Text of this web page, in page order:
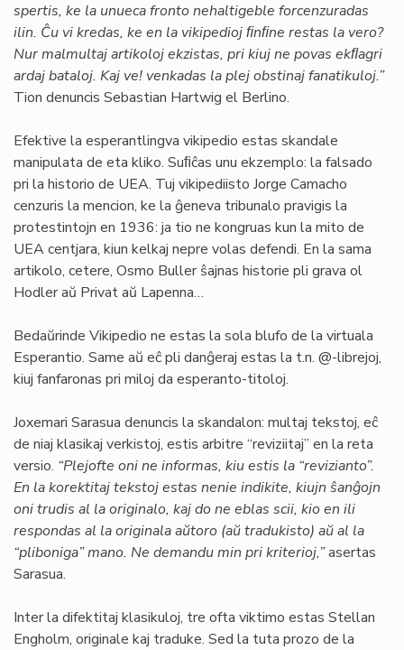
spertis, ke la unueca fronto nehaltigeble forcenzuradas
ilin. Ĉu vi kredas, ke en la vikipedioj ﬁnﬁne restas la vero?
Nur malmultaj artikoloj ekzistas, pri kiuj ne povas ekﬂagri
ardaj bataloj. Kaj ve! venkadas la plej obstinaj fanatikuloj.”
Tion denuncis Sebastian Hartwig el Berlino.
Efektive la esperantlingva vikipedio estas skandale
manipulata de eta kliko. Suﬁĉas unu ekzemplo: la falsado
pri la historio de UEA. Tuj vikipediisto Jorge Camacho
cenzuris la mencion, ke la ĝeneva tribunalo pravigis la
protestintojn en 1936: ja tio ne kongruas kun la mito de
UEA centjara, kiun kelkaj nepre volas defendi. En la sama
artikolo, cetere, Osmo Buller ŝajnas historie pli grava ol
Hodler aŭ Privat aŭ Lapenna…
Bedaŭrinde Vikipedio ne estas la sola blufo de la virtuala
Esperantio. Same aŭ eĉ pli danĝeraj estas la t.n. @-librejoj,
kiuj fanfaronas pri miloj da esperanto-titoloj.
Joxemari Sarasua denuncis la skandalon: multaj tekstoj, eĉ
de niaj klasikaj verkistoj, estis arbitre “reviziitaj” en la reta
versio. “Plejofte oni ne informas, kiu estis la “revizianto”.
En la korektitaj tekstoj estas nenie indikite, kiujn ŝanĝojn
oni trudis al la originalo, kaj do ne eblas scii, kio en ili
respondas al la originala aŭtoro (aŭ tradukisto) aŭ al la
“pliboniga” mano. Ne demandu min pri kriterioj,”asertas
Sarasua.
Inter la difektitaj klasikuloj, tre ofta viktimo estas Stellan
Engholm, originale kaj traduke. Sed la tuta prozo de la